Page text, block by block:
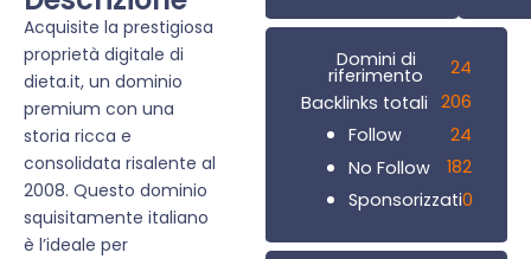
Acquisite la prestigiosa
proprietà digitale di
dieta.it, un dominio
premium con una
storia ricca e
consolidata risalente al
2008. Questo dominio
squisitamente italiano
è l’ideale per
Domini di
riferimento
24
Backlinks totali 206
Follow
24
No Follow
182
Sponsorizzati0